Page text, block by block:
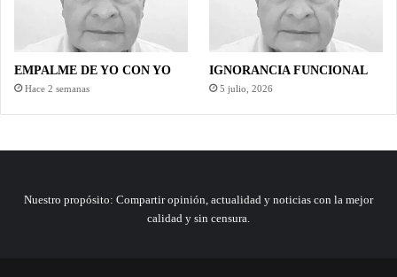
EMPALME DE YO CON YO
Hace 2 semanas
IGNORANCIA FUNCIONAL
5 julio, 2026
Nuestro propósito: Compartir opinión, actualidad y noticias con la mejor
calidad y sin censura.